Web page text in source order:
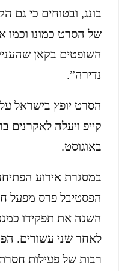
בונג, ובטוחים כי גם
של הסרט כמונו וכמו
השופטים בקאן
נדירה”.
הסרט יופץ בישראל
קייפ ויעלה
באוגוסט.
במסגרת אירוע
הפסטיבל פרס מפעל
השנה את תפקידו
לאחר שני עשורים.
רבות של פעילות